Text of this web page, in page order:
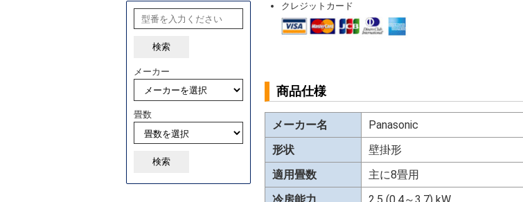
検索
メーカー
畳数
検索
クレジットカード
商品仕様
メーカー名
Panasonic
形状
壁掛形
適用畳数
主に8畳用